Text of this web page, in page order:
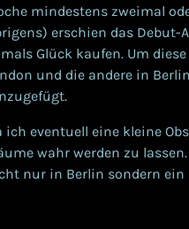
mindestens zweimal
erschien das Debut-
Glück kaufen. Um
und die andere in
ich eventuell eine kleine
wahr werden zu
nur in Berlin sondern ein